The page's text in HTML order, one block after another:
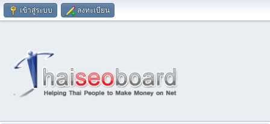
เข้าสู่ระบบ ลงทะเบียน